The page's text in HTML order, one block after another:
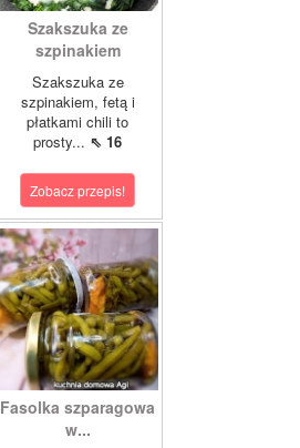
Szakszuka ze
szpinakiem
Szakszuka ze
szpinakiem, fetą i
płatkami chili to
prosty... ⇖ 16
Zobacz przepis!
Fasolka szparagowa
w...